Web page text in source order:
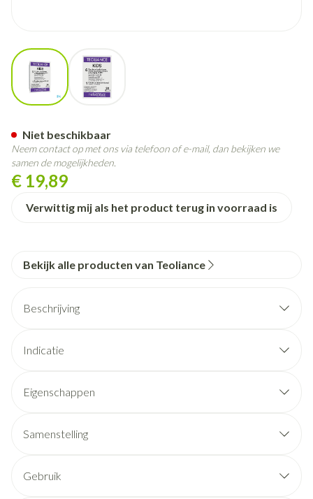
View larger imageView larger image
€ 19,89
Verwittig mij als het product terug in voorraad is
Niet beschikbaar
Neem contact op met ons via telefoon of e-mail, dan bekijken we
samen de mogelijkheden.
Bekijk alle producten van Teoliance
Beschrijving
microbiotastammen met wetenschappelijk bewezen
Lactobacillus rhamnosus GG,
Lactobacillus acidophilus LA-3,
Lactobacillus plantarum BG112.
Indicatie
Eigenschappen
Samenstelling
Gebruik